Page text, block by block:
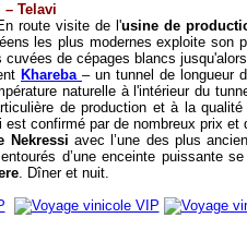
Telavi
route visite de l'usine de
les plus modernes exploite
de cépages blancs
Khareba – un tunnel de longueur
naturelle à l'intérieur du
de production et à la
confirmé par de nombreux prix et
Nekressi avec l’une des plus
d’une enceinte puissante
. Dîner et nuit.